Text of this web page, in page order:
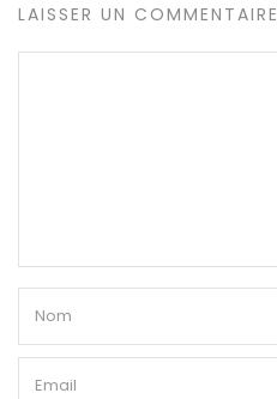
LAISSER UN COMMENTAIRE